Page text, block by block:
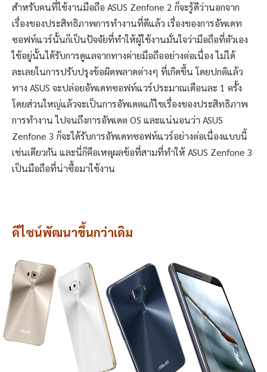
สำหรับคนที่ใช้งานมือถือ ASUS Zenfone 2 ก็จะรู้ดีว่านอกจาก
เรื่องของประสิทธิภาพการทำงานที่ดีแล้ว เรื่องของการอัพเดท
ซอฟท์แวร์นั้นก็เป็นปัจจัยที่ทำให้ผู้ใช้งานมั่นใจว่ามือถือที่ตัวเอง
ใช้อยู่นั้นได้รับการดูแลจากทางค่ายมือถืออย่างต่อเนื่อง ไม่ได้
ละเลยในการปรับปรุงข้อผิดพลาดต่างๆ ที่เกิดขึ้น โดยปกติแล้ว
ทาง ASUS จะปล่อยอัพเดทซอฟท์แวร์ประมาณเดือนละ 1 ครั้ง
โดยส่วนใหญ่แล้วจะเป็นการอัพเดตแก้ไขเรื่องของประสิทธิภาพ
การทำงาน ไปจนถึงการอัพเดต OS และแน่นอนว่า ASUS
Zenfone 3 ก็จะได้รับการอัพเดทซอฟท์แวร์อย่างต่อเนื่องแบบนี้
เช่นเดียวกัน และนี่ก็คือเหตุผลข้อที่สามที่ทำให้ ASUS Zenfone 3
เป็นมือถือที่น่าซื้อมาใช้งาน
ดีไซน์พัฒนาขึ้นกว่าเดิม